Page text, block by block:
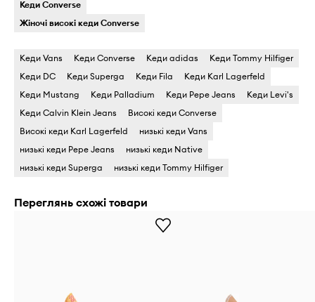
Кеди Converse
Жіночі високі кеди Converse
Кеди Vans Кеди Converse Кеди adidas
Кеди Tommy Hilfiger
Кеди DC
Кеди Superga Кеди Fila
Кеди Karl Lagerfeld
Кеди Mustang
Кеди Palladium Кеди Pepe Jeans
Кеди Levi's
Кеди Calvin Klein Jeans
Високі кеди Converse
Високі кеди Karl Lagerfeld
низькі кеди Vans
низькі кеди Pepe Jeans
низькі кеди Native
низькі кеди Superga
низькі кеди Tommy Hilfiger
Переглянь схожі товари